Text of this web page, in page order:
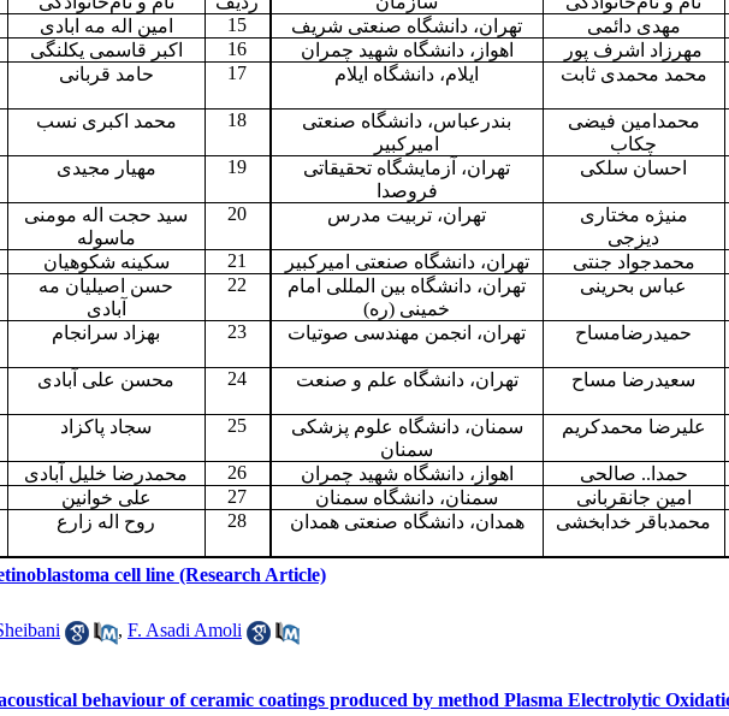
مهدی دائمی تهران، دانشگاه صنعتی شریف 15 امین اله مه ابادی
مهرزاد اشرف پور اهواز، دانشگاه شهید چمران 16 اکبر قاسمی یکلنگی
محمد محمدی ثابت ایلام، دانشگاه ایلام 17 حامد قربانی
محمدامین فیضی
چکاب
بندرعباس، دانشگاه صنعتی
امیرکبیر
18 محمد اکبری نسب
احسان سلکی
تهران، آزمایشگاه تحقیقاتی
فروصدا
19 مهیار مجیدی
منیژه مختاری
دیزجی
تهران، تربیت مدرس 20
سید حجت اله مومنی
ماسوله
محمدجواد جنتی تهران، دانشگاه صنعتی امیرکبیر 21 سکینه شکوهیان
عباس بحرینی
تهران، دانشگاه بین المللی امام
خمینی (ره)
22
حسن اصیلیان مه
آبادی
حمیدرضامساح تهران، انجمن مهندسی صوتیات 23 بهزاد سرانجام
سعیدرضا مساح تهران، دانشگاه علم و صنعت 24 محسن علی آبادی
علیرضا محمدکریم
سمنان، دانشگاه علوم پزشکی
سمنان
25 سجاد پاکزاد
حمدا.. صالحی اهواز، دانشگاه شهید چمران 26 محمدرضا خلیل آبادی
امین جانقربانی سمنان، دانشگاه سمنان 27 علی خوانین
محمدباقر خدابخشی همدان، دانشگاه صنعتی همدان 28 روح اله زارع
cell line (Research Article)
, F. Asadi Amoli
behaviour of ceramic coatings produced by method Plasma Electrolytic